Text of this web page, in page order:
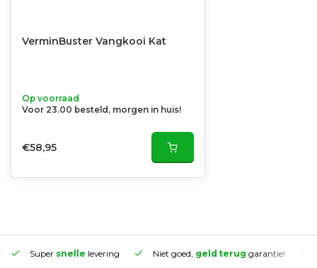
VerminBuster Vangkooi Kat
Op voorraad
Voor 23.00 besteld, morgen in huis!
€58,95
Super snelle levering Niet goed, geld terug garantie!